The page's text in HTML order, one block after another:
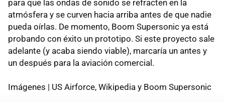
para que las ondas de sonido se refracten en la
atmósfera y se curven hacia arriba antes de que nadie
pueda oírlas. De momento, Boom Supersonic ya está
probando con éxito un prototipo. Si este proyecto sale
adelante (y acaba siendo viable), marcaría un antes y
un después para la aviación comercial.
Imágenes | US Airforce, Wikipedia y Boom Supersonic